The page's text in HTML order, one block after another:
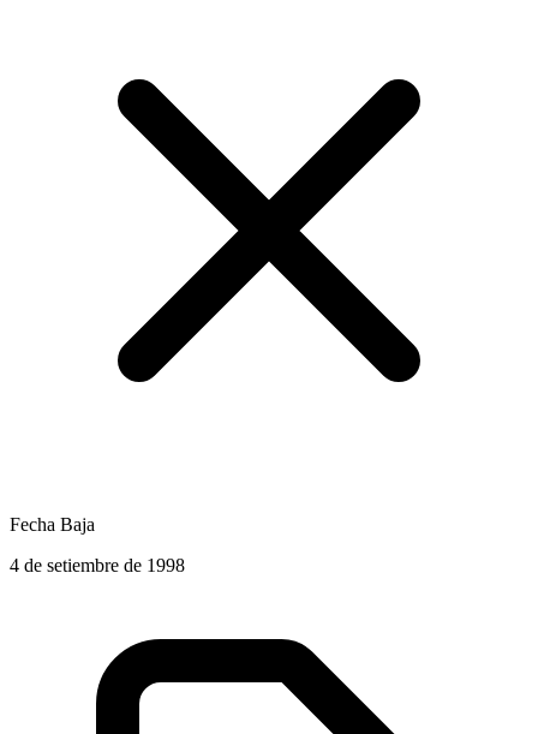
Fecha Baja
4 de setiembre de 1998